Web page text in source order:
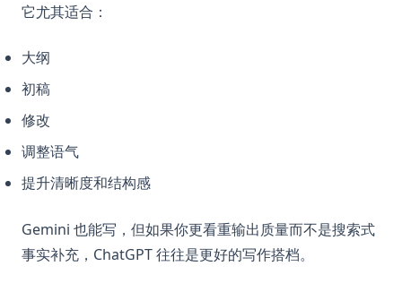
它尤其适合：
大纲
初稿
修改
调整语气
提升清晰度和结构感
Gemini 也能写，但如果你更看重输出质量而不是搜索式
事实补充，ChatGPT 往往是更好的写作搭档。